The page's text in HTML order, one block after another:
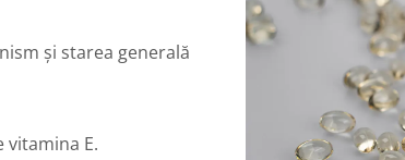
și starea generală
vitamina E.